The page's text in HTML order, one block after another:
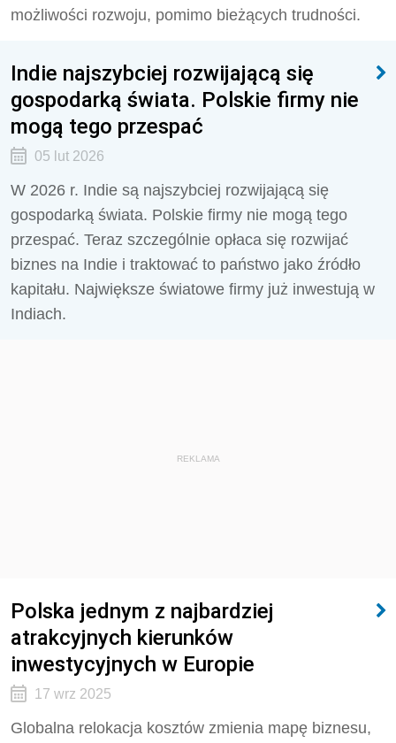
możliwości rozwoju, pomimo bieżących trudności.
Indie najszybciej rozwijającą się
gospodarką świata. Polskie firmy nie
mogą tego przespać
05 lut 2026
W 2026 r. Indie są najszybciej rozwijającą się
gospodarką świata. Polskie firmy nie mogą tego
przespać. Teraz szczególnie opłaca się rozwijać
biznes na Indie i traktować to państwo jako źródło
kapitału. Największe światowe firmy już inwestują w
Indiach.
REKLAMA
Polska jednym z najbardziej
atrakcyjnych kierunków
inwestycyjnych w Europie
17 wrz 2025
Globalna relokacja kosztów zmienia mapę biznesu,